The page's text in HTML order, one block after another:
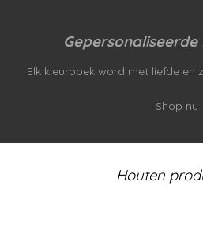
Elk kleurboek word met liefde en
Shop nu
Houten